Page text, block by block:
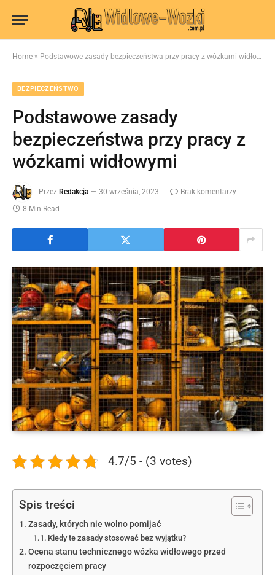
Home » Podstawowe zasady bezpieczeństwa przy pracy z wózkami widłowymi
BEZPIECZEŃSTWO
Podstawowe zasady
bezpieczeństwa przy pracy z
wózkami widłowymi
Przez Redakcja 30 września, 2023
Brak komentarzy
8 Min Read
4.7/5 - (3 votes)
Spis treści
Zasady, których nie wolno pomijać
Kiedy te zasady stosować bez wyjątku?
Ocena stanu technicznego wózka widłowego przed
rozpoczęciem pracy